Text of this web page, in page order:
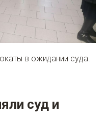
в ожидании суда.
суд и